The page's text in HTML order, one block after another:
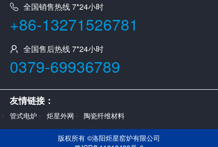
全国销售热线 7*24小时
+86-13271526781
全国售后热线 7*24小时
0379-69936789
友情链接：
管式电炉 炬星外网 陶瓷纤维材料
版权所有 ©洛阳炬星窑炉有限公司